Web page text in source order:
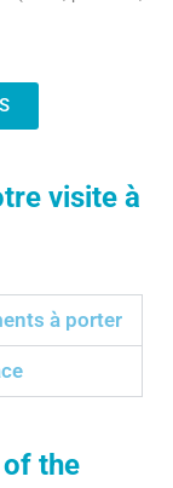
visite à
à porter
the